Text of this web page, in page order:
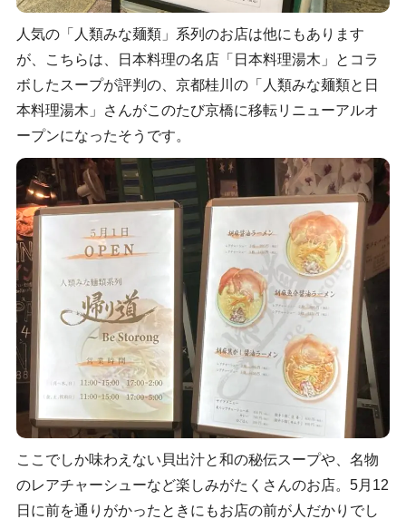
人気の「人類みな麺類」系列のお店は他にもあります
が、こちらは、日本料理の名店「日本料理湯木」とコラ
ボしたスープが評判の、京都桂川の「人類みな麺類と日
本料理湯木」さんがこのたび京橋に移転リニューアルオ
ープンになったそうです。
ここでしか味わえない貝出汁と和の秘伝スープや、名物
のレアチャーシューなど楽しみがたくさんのお店。5月12
日に前を通りがかったときにもお店の前が人だかりでし